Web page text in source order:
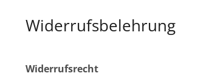
Widerrufsbelehrung
Widerrufsrecht